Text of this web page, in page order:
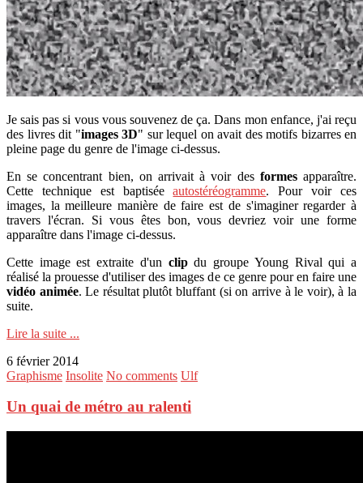
Je sais pas si vous vous souvenez de ça. Dans mon enfance, j'ai reçu
des livres dit "images 3D" sur lequel on avait des motifs bizarres en
pleine page du genre de l'image ci-dessus.
En se concentrant bien, on arrivait à voir des formesapparaître.
Cette technique est baptiséeautostéréogramme. Pour voir ces
images, la meilleure manière de faire est de s'imaginer regarder à
travers l'écran. Si vous êtes bon, vous devriez voir une forme
apparaître dans l'image ci-dessus.
Cette image est extraite d'un clipdu groupe Young Rival qui a
réalisé la prouesse d'utiliser des images de ce genre pour en faire une
vidéo animée. Le résultat plutôt bluffant (si on arrive à le voir), à la
suite.
Lire la suite ...
6 février 2014
Graphisme Insolite No comments Ulf
Un quai de métro au ralenti